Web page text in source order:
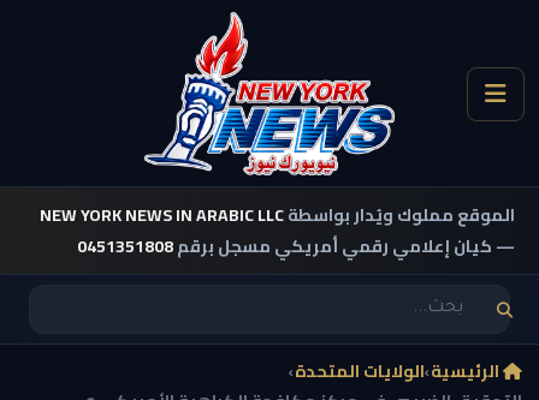
الموقع مملوك ويُدار بواسطةNEW YORK NEWS IN ARABIC LLC
— كيان إعلامي رقمي أمريكي مسجل برقم0451351808
الرئيسية›الولايات المتحدة›